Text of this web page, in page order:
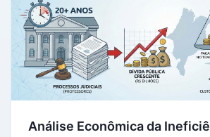
Análise Econômica da